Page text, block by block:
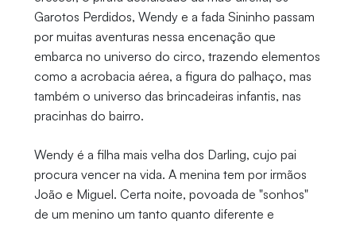
Garotos Perdidos, Wendy e a fada Sininho passam
por muitas aventuras nessa encenação que
embarca no universo do circo, trazendo elementos
como a acrobacia aérea, a figura do palhaço, mas
também o universo das brincadeiras infantis, nas
pracinhas do bairro.
Wendy é a filha mais velha dos Darling, cujo pai
procura vencer na vida. A menina tem por irmãos
João e Miguel. Certa noite, povoada de "sonhos"
de um menino um tanto quanto diferente e